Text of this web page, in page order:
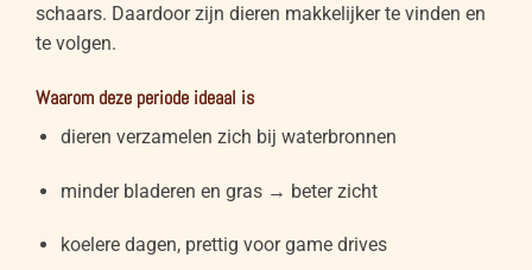
schaars. Daardoor zijn dieren makkelijker te vinden en
te volgen.
Waarom deze periode ideaal is
dieren verzamelen zich bij waterbronnen
minder bladeren en gras → beter zicht
koelere dagen, prettig voor game drives